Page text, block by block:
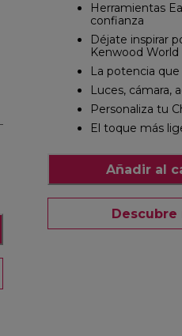
Herramientas
confianza
Déjate inspirar
Kenwood World
La potencia
Luces, cámara,
Personaliza tu
El toque más
Añadir al
Descubre